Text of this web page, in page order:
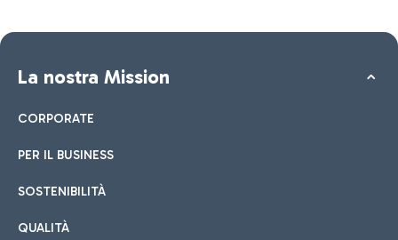
La nostra Mission
CORPORATE
PER IL BUSINESS
SOSTENIBILITÀ
QUALITÀ